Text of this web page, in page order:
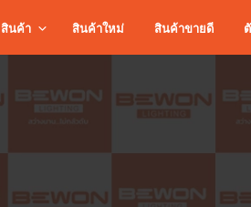
สินค้า สินค้าใหม่ สินค้าขายดี